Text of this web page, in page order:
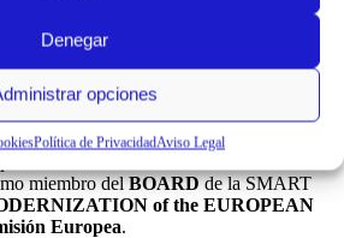
Denegar
opciones
Política de PrivacidadAviso Legal
MBA por la Universidad de Comillas.
colabora con la Comisión Europea.
su actividad profesional con otros cargos
del Cluster Europeode Textiles técnicos
2030; Como experto en DG REGIO
”HEALTH SECTOR AND
miembro delBOARDde la SMART
of the EUROPEAN
Europea.